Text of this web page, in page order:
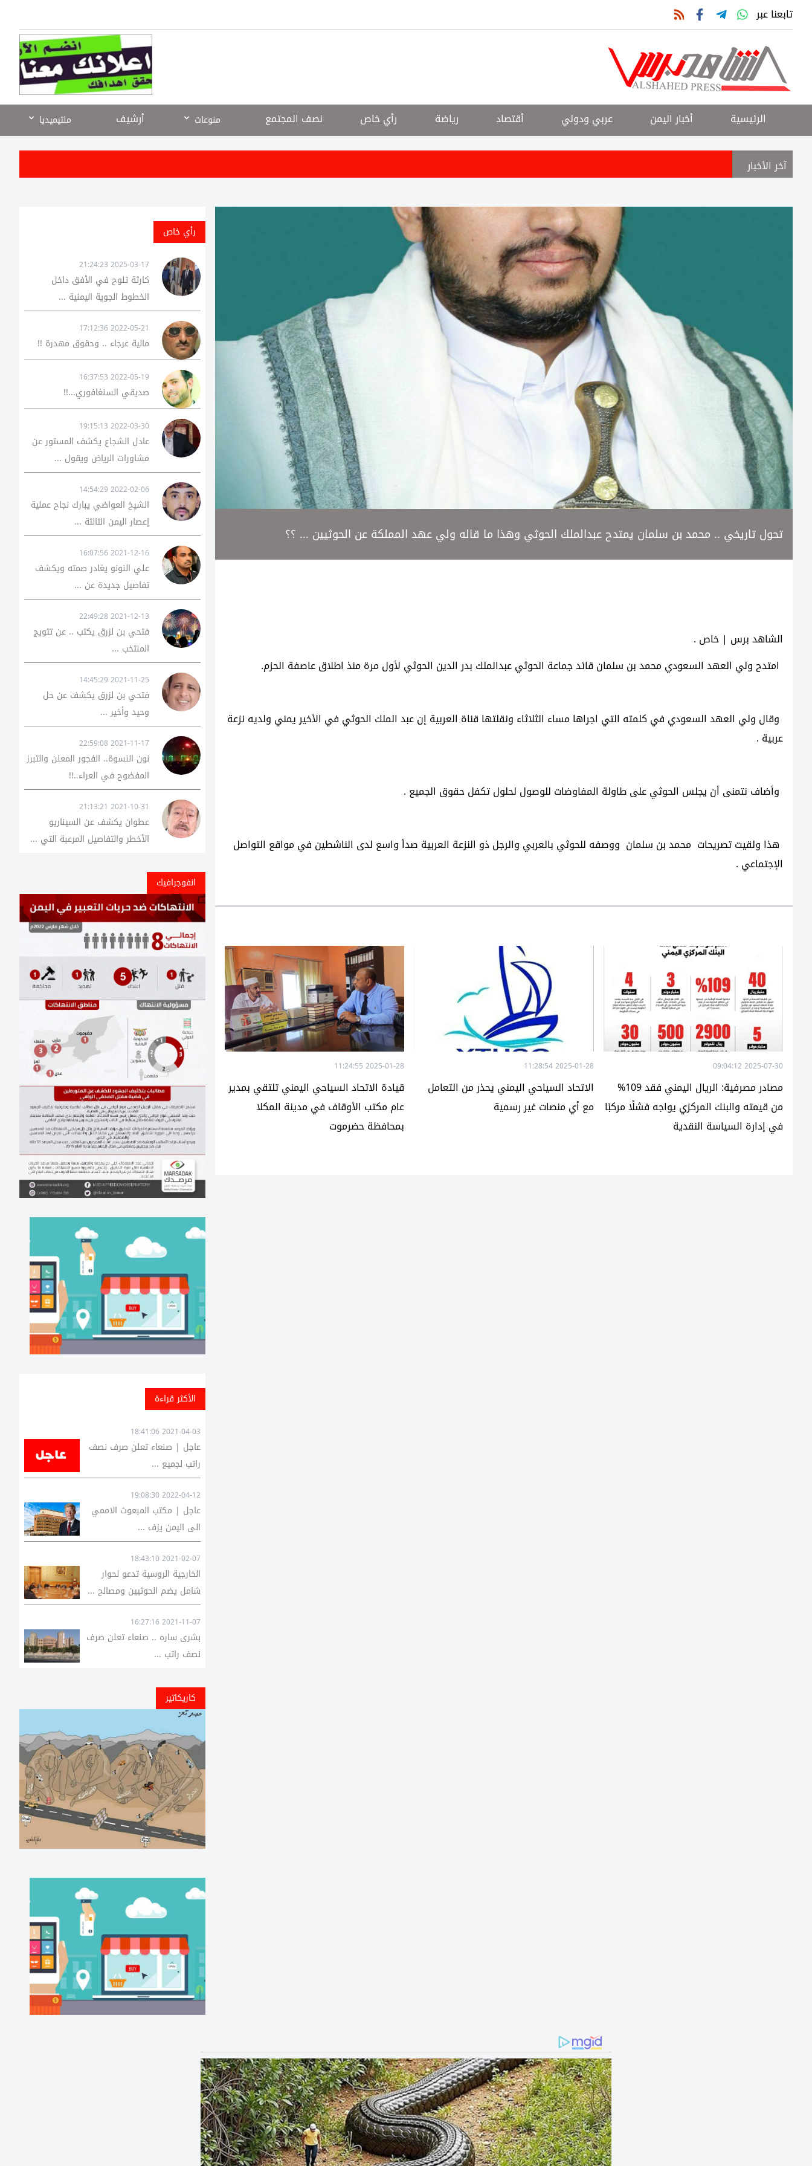
تابعنا عبر
الرئيسية أخبار اليمن عربي ودولي أقتصاد رياضة رأي خاص نصف المجتمع منوعات أرشيف ملتيميديا
آخر الأخبار
تحول تاريخي .. محمد بن سلمان يمتدح عبدالملك الحوثي وهذا ما قاله ولي عهد المملكة عن الحوثيين ... ؟؟
الشاهد برس | خاص .
امتدح ولي العهد السعودي محمد بن سلمان قائد جماعة الحوثي عبدالملك بدر الدين الحوثي لأول مرة منذ اطلاق عاصفة الحزم.
وقال ولي العهد السعودي في كلمته التي اجراها مساء الثلاثاء ونقلتها قناة العربية إن عبد الملك الحوثي في الأخير يمني ولديه نزعة
عربية .
وأضاف نتمنى أن يجلس الحوثي على طاولة المفاوضات للوصول لحلول تكفل حقوق الجميع .
هذا ولقيت تصريحات محمد بن سلمان ووصفه للحوثي بالعربي والرجل ذو النزعة العربية صدأ واسع لدى الناشطين في مواقع التواصل
الإجتماعي .
2025-07-30 09:04:12
مصادر مصرفية: الريال اليمني فقد 109%
من قيمته والبنك المركزي يواجه فشلًا مركبًا
في إدارة السياسة النقدية
2025-01-28 11:28:54
الاتحاد السياحي اليمني يحذر من التعامل
مع أي منصات غير رسمية
2025-01-28 11:24:55
قيادة الاتحاد السياحي اليمني تلتقي بمدير
عام مكتب الأوقاف في مدينة المكلا
بمحافظة حضرموت
رأي خاص
2025-03-17 21:24:23
كارثة تلوح في الأفق داخل
الخطوط الجوية اليمنية ...
2022-05-21 17:12:36
مالية عرجاء .. وحقوق مهدرة !!
2022-05-19 16:37:53
صديقي السنغافوري...!!
2022-03-30 19:15:13
عادل الشجاع يكشف المستور عن
مشاورات الرياض ويقول ...
2022-02-06 14:54:29
الشيخ العواضي يبارك نجاح عملية
إعصار اليمن الثالثة ...
2021-12-16 16:07:56
علي النونو يغادر صمته ويكشف
تفاصيل جديدة عن ...
2021-12-13 22:49:28
فتحي بن لزرق يكتب .. عن تتويج
المنتخب ...
2021-11-25 14:45:29
فتحي بن لزرق يكشف عن حل
وحيد وأخير ...
2021-11-17 22:59:08
نون النسوة.. الفجور المعلن والتبرز
المفضوح في العراء..!!
2021-10-31 21:13:21
عطوان يكشف عن السيناريو
الأخطر والتفاصيل المرعبة التي ...
انفوجرافيك
الأكثر قراءة
2021-04-03 18:41:06
عاجل | صنعاء تعلن صرف نصف
راتب لجميع ...
2022-04-12 19:08:30
عاجل | مكتب المبعوث الاممي
الى اليمن يزف ...
2021-02-07 18:43:10
الخارجية الروسية تدعو لحوار
شامل يضم الحوثيين ومصالح ...
2021-11-07 16:27:16
بشرى ساره .. صنعاء تعلن صرف
نصف راتب ...
كاريكاتير